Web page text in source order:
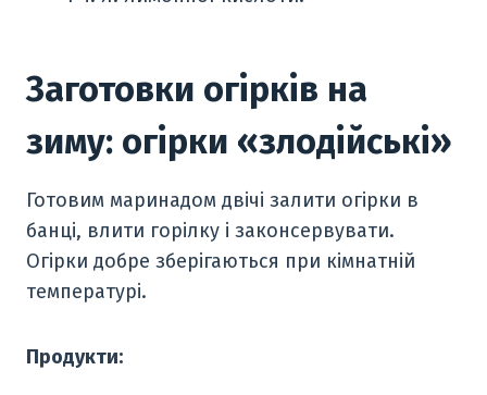
Заготовки огірків на
зиму: огірки «злодійські»
Готовим маринадом двічі залити огірки в
банці, влити горілку і законсервувати.
Огірки добре зберігаються при кімнатній
температурі.
Продукти: